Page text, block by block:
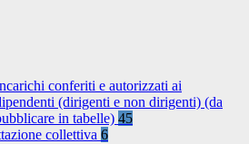
conferiti e autorizzati ai
(dirigenti e non dirigenti) (da
in tabelle) 45
collettiva 6